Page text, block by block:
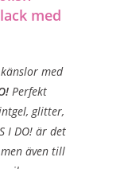
med
med
Perfekt
glitter,
I DO! är det
även till